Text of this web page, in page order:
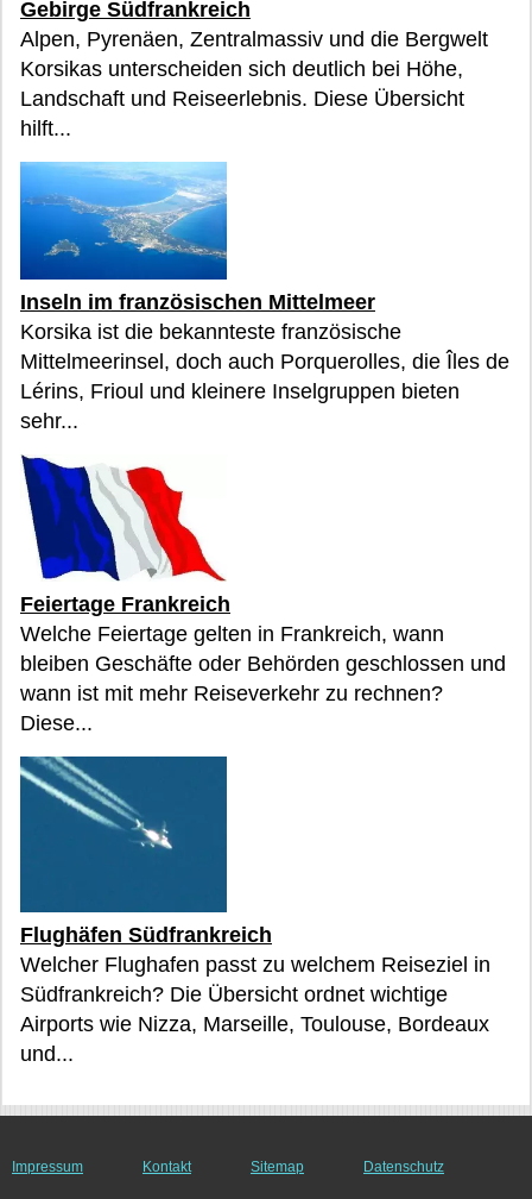
Gebirge Südfrankreich
Alpen, Pyrenäen, Zentralmassiv und die Bergwelt
Korsikas unterscheiden sich deutlich bei Höhe,
Landschaft und Reiseerlebnis. Diese Übersicht
hilft...
Inseln im französischen Mittelmeer
Korsika ist die bekannteste französische
Mittelmeerinsel, doch auch Porquerolles, die Îles de
Lérins, Frioul und kleinere Inselgruppen bieten
sehr...
Feiertage Frankreich
Welche Feiertage gelten in Frankreich, wann
bleiben Geschäfte oder Behörden geschlossen und
wann ist mit mehr Reiseverkehr zu rechnen?
Diese...
Flughäfen Südfrankreich
Welcher Flughafen passt zu welchem Reiseziel in
Südfrankreich? Die Übersicht ordnet wichtige
Airports wie Nizza, Marseille, Toulouse, Bordeaux
und...
Impressum Kontakt Sitemap Datenschutz